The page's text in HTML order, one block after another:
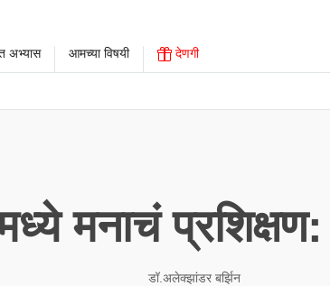
अभ्यास आमच्या विषयी देणगी
मनाचं प्रशिक्षण:
डॉ.अलेक्झांडर बर्झिन